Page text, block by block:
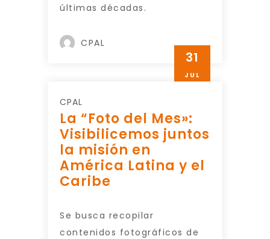
últimas décadas.
CPAL
31
JUL
CPAL
La “Foto del Mes»:
Visibilicemos juntos
la misión en
América Latina y el
Caribe
Se busca recopilar
contenidos fotográficos de